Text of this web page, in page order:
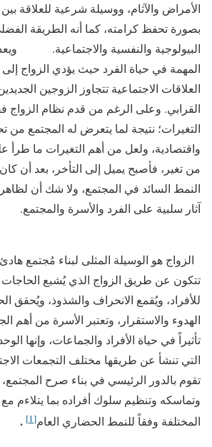
الأمراض والآثام، ووسيلة شرعية للعلاقة
بصورة تحفظ كرامته، كما أنه الطريقة
البيولوجية والنفسية والاجتماعية.
المهمة في حياة الفرد حيث يؤدي الزواج
العلاقات الاجتماعية تتجاوز الزوجين
القرابي. وعلى الرغم من قدم نظام
التغيرات؛ نتيجة لما يتعرض له المجتمع من
واقتصادية، ولعل من أهم التغيرات ما طرأ
من تغير، فأصبح يميل إلى التأخر، بعد أن
النمط السائد في المجتمع، ولا شك أن
آثار سلبية على الفرد والأسرة والمجتمع.
الزواج هو الوسيلة المثلى لبناء مُجتمع
تتكون عن طريق الزواج الذي يُشبع الحاجات
للأفراد، ويُقمع الانحراف والشذوذ، ويُحقق
الهدوء والاستقرار، وتعتبر الأسرة من أهم
تأثيراً في حياة الأفراد والجماعات، وإنها
التي تنشأ عن طريقها مختلف التجمعات
تقوم بالدور الرئيسي في بناء صرح
وتماسكه وتنظيم سلوك أفراده بما يتلاءم مع
المختلفة وفقاً للنمط الحضاري العام[1]
.